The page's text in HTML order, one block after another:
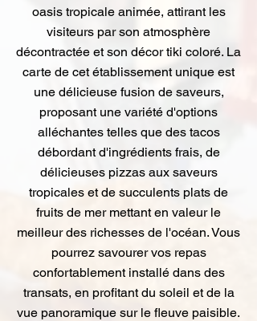
oasis tropicale animée, attirant les
visiteurs par son atmosphère
décontractée et son décor tiki coloré. La
carte de cet établissement unique est
une délicieuse fusion de saveurs,
proposant une variété d'options
alléchantes telles que des tacos
débordant d'ingrédients frais, de
délicieuses pizzas aux saveurs
tropicales et de succulents plats de
fruits de mer mettant en valeur le
meilleur des richesses de l'océan. Vous
pourrez savourer vos repas
confortablement installé dans des
transats, en profitant du soleil et de la
vue panoramique sur le fleuve paisible.